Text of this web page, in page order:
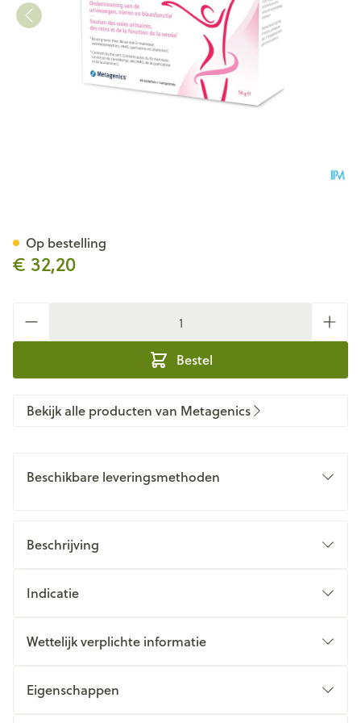
€ 32,20
Bestel
Op bestelling
Bekijk alle producten van Metagenics
Beschikbare leveringsmethoden
Beschrijving
Indicatie
Wettelijk verplichte informatie
Eigenschappen